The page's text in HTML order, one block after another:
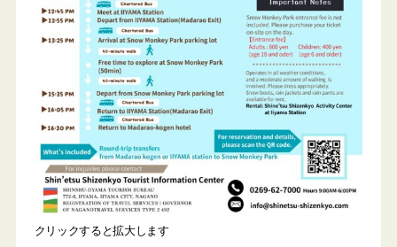
クリックすると拡大します